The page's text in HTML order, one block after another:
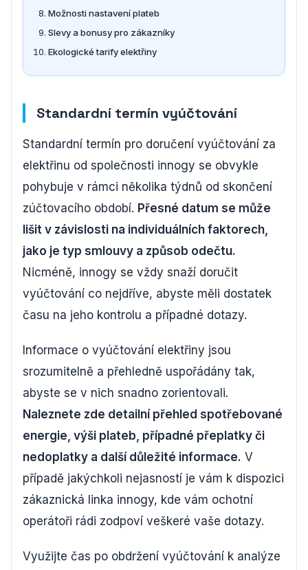
Možnosti nastavení plateb
Slevy a bonusy pro zákazníky
Ekologické tarify elektřiny
Standardní termín vyúčtování
Standardní termín pro doručení vyúčtování za
elektřinu od společnosti innogy se obvykle
pohybuje v rámci několika týdnů od skončení
zúčtovacího období. Přesné datum se může
lišit v závislosti na individuálních faktorech,
jako je typ smlouvy a způsob odečtu.
Nicméně, innogy se vždy snaží doručit
vyúčtování co nejdříve, abyste měli dostatek
času na jeho kontrolu a případné dotazy.
Informace o vyúčtování elektřiny jsou
srozumitelně a přehledně uspořádány tak,
abyste se v nich snadno zorientovali.
Naleznete zde detailní přehled spotřebované
energie, výši plateb, případné přeplatky či
nedoplatky a další důležité informace. V
případě jakýchkoli nejasností je vám k dispozici
zákaznická linka innogy, kde vám ochotní
operátoři rádi zodpoví veškeré vaše dotazy.
Využijte čas po obdržení vyúčtování k analýze